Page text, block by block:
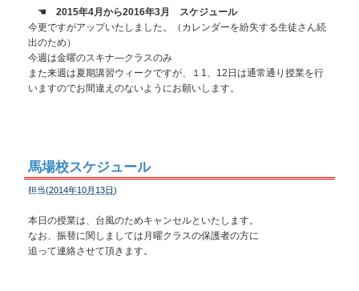
☚ 2015年4月から2016年3月 スケジュール
今更ですがアップいたしました。（カレンダーを紛失する生徒さん続
出のため）
今週は金曜のスキナ―クラスのみ
また来週は夏期講習ウィークですが、１1、12日は通常通り授業を行
いますのでお間違えのないようにお願いします。
馬場校スケジュール
担当(2014年10月13日)
本日の授業は、台風のためキャンセルといたします。
なお、振替に関しましては月曜クラスの保護者の方に
追って連絡させて頂きます。